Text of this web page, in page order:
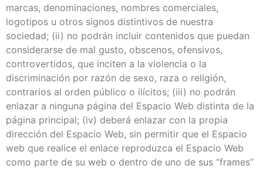
marcas, denominaciones, nombres comerciales,
logotipos u otros signos distintivos de nuestra
sociedad; (ii) no podrán incluir contenidos que puedan
considerarse de mal gusto, obscenos, ofensivos,
controvertidos, que inciten a la violencia o la
discriminación por razón de sexo, raza o religión,
contrarios al orden público o ilícitos; (iii) no podrán
enlazar a ninguna página del Espacio Web distinta de la
página principal; (iv) deberá enlazar con la propia
dirección del Espacio Web, sin permitir que el Espacio
web que realice el enlace reproduzca el Espacio Web
como parte de su web o dentro de uno de sus “frames”